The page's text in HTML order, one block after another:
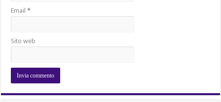
Email*
Sito web